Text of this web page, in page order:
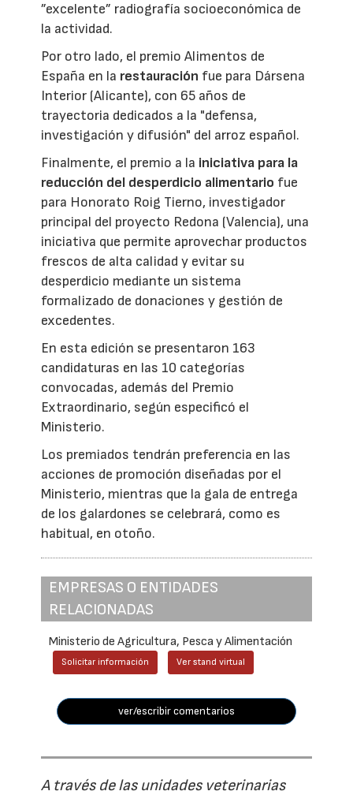
”excelente” radiografía socioeconómica de
la actividad.
Por otro lado, el premio Alimentos de
España en la restauración fue para Dársena
Interior (Alicante), con 65 años de
trayectoria dedicados a la "defensa,
investigación y difusión" del arroz español.
Finalmente, el premio a la iniciativa para la
reducción del desperdicio alimentario fue
para Honorato Roig Tierno, investigador
principal del proyecto Redona (Valencia), una
iniciativa que permite aprovechar productos
frescos de alta calidad y evitar su
desperdicio mediante un sistema
formalizado de donaciones y gestión de
excedentes.
En esta edición se presentaron 163
candidaturas en las 10 categorías
convocadas, además del Premio
Extraordinario, según especificó el
Ministerio.
Los premiados tendrán preferencia en las
acciones de promoción diseñadas por el
Ministerio, mientras que la gala de entrega
de los galardones se celebrará, como es
habitual, en otoño.
EMPRESAS O ENTIDADES
RELACIONADAS
Ministerio de Agricultura, Pesca y Alimentación
Solicitar información Ver stand virtual
ver/escribir comentarios
A través de las unidades veterinarias